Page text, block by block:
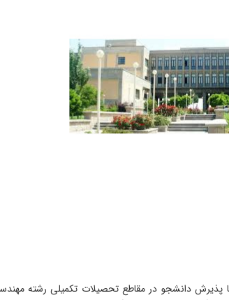
مهندسی مکانیک فعالیت خود را در سال تحصیلی ۸۰–۸۱ با پذیرش دانشجو در مقاطع تحصیلات